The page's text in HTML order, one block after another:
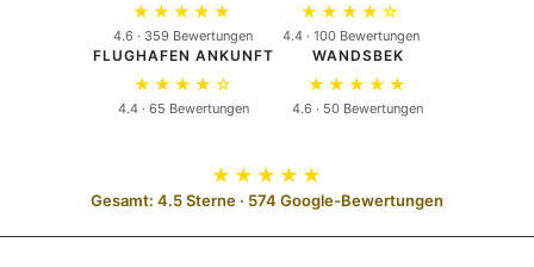
★★★★★
4.6 · 359 Bewertungen
★★★★☆
4.4 · 100 Bewertungen
FLUGHAFEN ANKUNFT
★★★★☆
4.4 · 65 Bewertungen
WANDSBEK
★★★★★
4.6 · 50 Bewertungen
★★★★★
Gesamt: 4.5 Sterne · 574 Google-Bewertungen